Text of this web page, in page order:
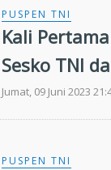
PUSPEN TNI
Kali
Sesko TNI
Dikunjungi
Jumat, 09 Juni 2023
PUSPEN TNI